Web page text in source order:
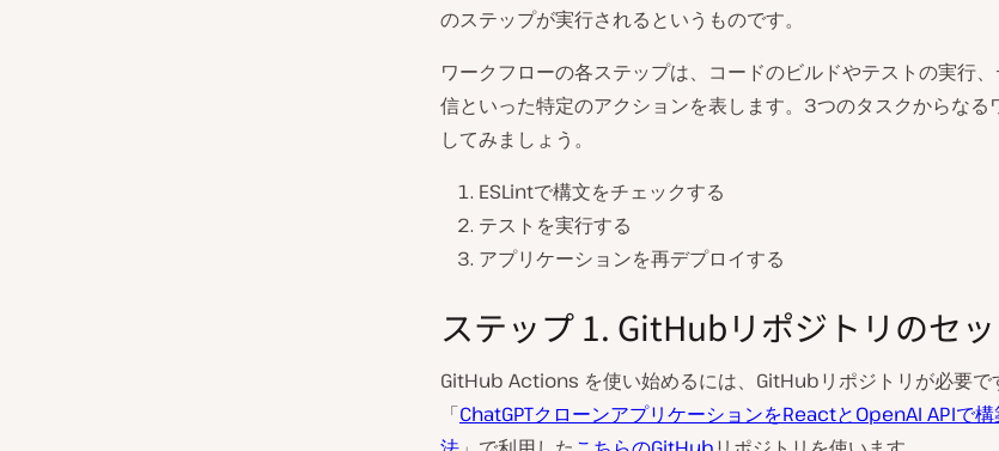
のステップが実行されるというものです。
ワークフローの各ステップは、コードのビルドやテストの実行
信といった特定のアクションを表します。3つのタスクからなる
してみましょう。
ESLintで構文をチェックする
テストを実行する
アプリケーションを再デプロイする
ステップ 1. GitHubリポジトリのセ
GitHub Actions を使い始めるには、GitHubリポジトリが必要で
「ChatGPTクローンアプリケーションをReactとOpenAI APIで